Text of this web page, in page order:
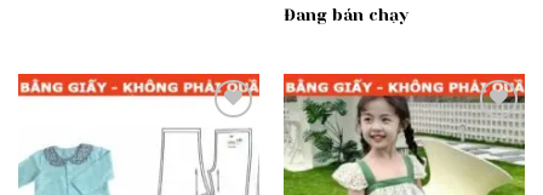
Đang bán chạy
Add to
wishlist
Add to
wishlist